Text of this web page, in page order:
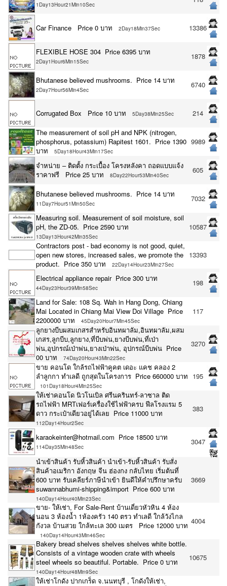
1Day13Hour21Min10Sec
Car Finance Price 0 บาท 2Day18Min37Sec 13386
FLEXIBLE HOSE 304 Price 6395 บาท
2Day1Hour6Min15Sec
1878
Bhutanese believed mushrooms. Price 14 บาท
2Day7Hour56Min4Sec
6740
Corrugated Box Price 10 บาท 5Day38Min25Sec
214
The measurement of soil pH and NPK (nitrogen,
phosphorus, potassium) Rapitest 1601. Price 1390
บาท
5Day18Hour43Min17Sec
9989
จำหน่าย – ติดตั้ง กระเบื้อง โครงหลังคา ถอดแบบแจ้ง
ราคาฟรี Price 25 บาท
8Day22Hour53Min40Sec
605
Bhutanese believed mushrooms. Price 14 บาท
11Day7Hour51Min50Sec
7032
Measuring soil. Measurement of soil moisture, soil
pH, the ZD-05. Price 2590 บาท
13Day13Hour42Min35Sec
10587
Contractors post - bad economy is not good, quiet,
open new stores, increased sales, we promote the
product. Price 350 บาท
22Day14Hour23Min27Sec
13393
Electrical appliance repair Price 300 บาท
44Day23Hour39Min58Sec
198
Land for Sale: 108 Sq. Wah in Hang Dong, Chiang
Mai Located in Chiang Mai View Doi Village Price
2200000 บาท
45Day20Hour7Min45Sec
117
ลูกยางบีบผสมเกสรสำหรับอินทผาลัม,อินทผาลัม,ผสม
เกสร,ลูกบีบ,ลูกยาง,ที่บีบพ่น,ยางบีบพ่น,ที่เป่า
พ่น,อุปกรณ์เป่าพ่น,ยางเป่าพ่น, อุปกรณ์บีบพ่น Price
00 บาท
74Day20Hour43Min22Sec
3270
ขาย คอนโด ใกล้รถไฟฟ้าคูคต เดอะ แคช คลอง 2
ลำลูกกา ทำเลดี ถูกสุดในโครงการ Price 660000 บาท
101Day18Hour4Min25Sec
195
ให้เช่าคอนโด นิวโนเบิล ศรีนครินทร์-ลาซาล ติด
รถไฟฟ้า MRTเฟอร์เครื่องใช้ไฟฟ้าครบ ฟีลโรงแรม 5
ดาว กระเป๋าเดียวอยู่ได้เลย Price 11000 บาท
112Day14Hour2Sec
383
karaokeinter@hotmail.com Price 18500 บาท
114Day35Min48Sec
3047
นำเข้าสินค้า รับหิ้วสินค้า นำเข้า-รับหิ้วสินค้า รับสั่ง
สินค้าอเมริกา อังกฤษ จีน ฮ่องกง กลับไทย เริ่มต้นที่
600 บาท รับเคลียร์ภาษีนำเข้า ยินดีให้คำปรึกษาครับ
suwannabhumi-shipping&import Price 600 บาท
140Day14Hour40Min23Sec
3669
ขาย- ให้เช่า, For Sale-Rent บ้านเดี่ยวหัวหิน 4 ห้อง
นอน 3 ห้องน้ำ 1ห้องครัว 140 ตรว ทำเลดี ใกล้วังไกล
กังวล บ้านสวย ใกล้ทะเล 300 เมตร Price 12000 บาท
140Day14Hour43Min46Sec
4004
Bakery bread shelves shelves shelves white bottle.
Consists of a vintage wooden crate with wheels
steel wheels so beautiful. Portable. Price 0 บาท
140Day14Hour48Min9Sec
10675
ให้เช่าโกดัง ปากเกร็ด จ.นนทบุรี , โกดังให้เช่า,